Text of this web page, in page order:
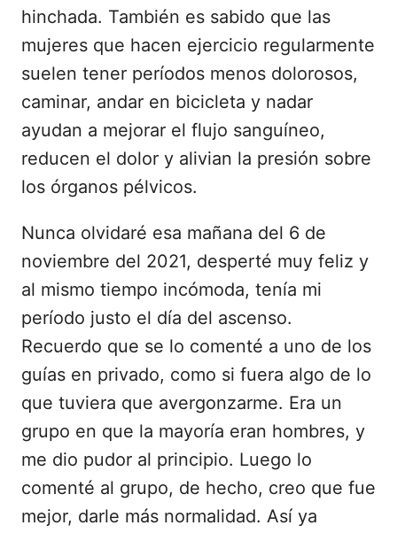
hinchada. También es sabido que las
mujeres que hacen ejercicio regularmente
suelen tener períodos menos dolorosos,
caminar, andar en bicicleta y nadar
ayudan a mejorar el flujo sanguíneo,
reducen el dolor y alivian la presión sobre
los órganos pélvicos.
Nunca olvidaré esa mañana del 6 de
noviembre del 2021, desperté muy feliz y
al mismo tiempo incómoda, tenía mi
período justo el día del ascenso.
Recuerdo que se lo comenté a uno de los
guías en privado, como si fuera algo de lo
que tuviera que avergonzarme. Era un
grupo en que la mayoría eran hombres, y
me dio pudor al principio. Luego lo
comenté al grupo, de hecho, creo que fue
mejor, darle más normalidad. Así ya